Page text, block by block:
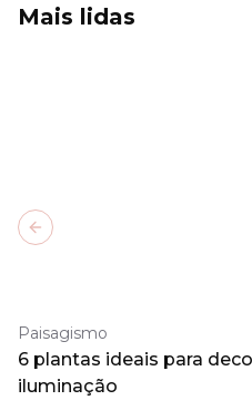
Mais lidas
Paisagismo
6 plantas ideais para
iluminação
Previous slide